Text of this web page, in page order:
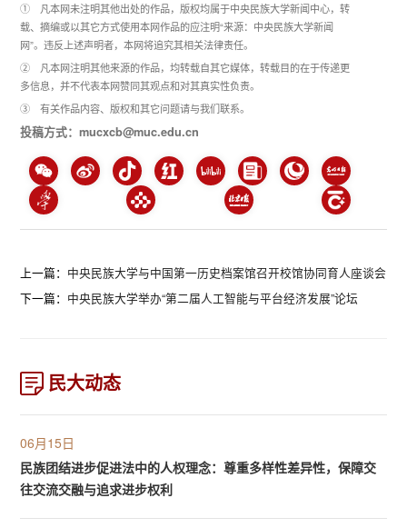
① 凡本网未注明其他出处的作品，版权均属于中央民族大学新闻中心，转
载、摘编或以其它方式使用本网作品的应注明“来源：中央民族大学新闻
网”。违反上述声明者，本网将追究其相关法律责任。
② 凡本网注明其他来源的作品，均转载自其它媒体，转载目的在于传递更
多信息，并不代表本网赞同其观点和对其真实性负责。
③ 有关作品内容、版权和其它问题请与我们联系。
投稿方式：mucxcb@muc.edu.cn
上一篇： 中央民族大学与中国第一历史档案馆召开校馆协同育人座谈会
下一篇： 中央民族大学举办“第二届人工智能与平台经济发展”论坛
民大动态
06月15日
民族团结进步促进法中的人权理念：尊重多样性差异性，保障交
往交流交融与追求进步权利